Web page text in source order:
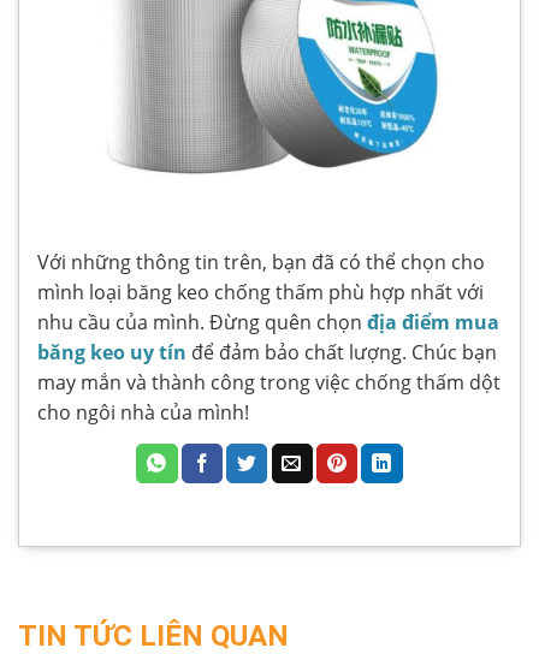
Với những thông tin trên, bạn đã có thể chọn cho
mình loại băng keo chống thấm phù hợp nhất với
nhu cầu của mình. Đừng quên chọn địa điểm mua
băng keo uy tín để đảm bảo chất lượng. Chúc bạn
may mắn và thành công trong việc chống thấm dột
cho ngôi nhà của mình!
TIN TỨC LIÊN QUAN